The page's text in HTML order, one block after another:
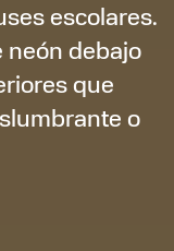
escolares.
neón debajo
que
o